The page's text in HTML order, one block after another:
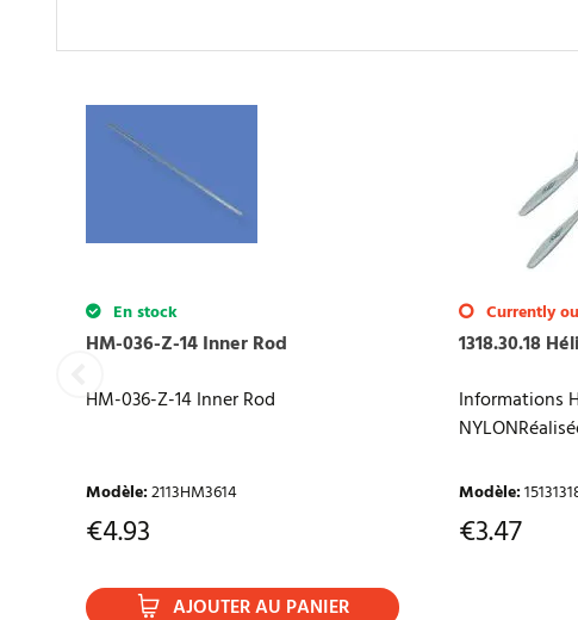
En stock
HM-036-Z-14 Inner Rod
HM-036-Z-14 Inner Rod
Modèle:2113HM3614
€4.93
AJOUTER AU PANIER
Currently
1318.30.18
Informations
Modèle:
€3.47